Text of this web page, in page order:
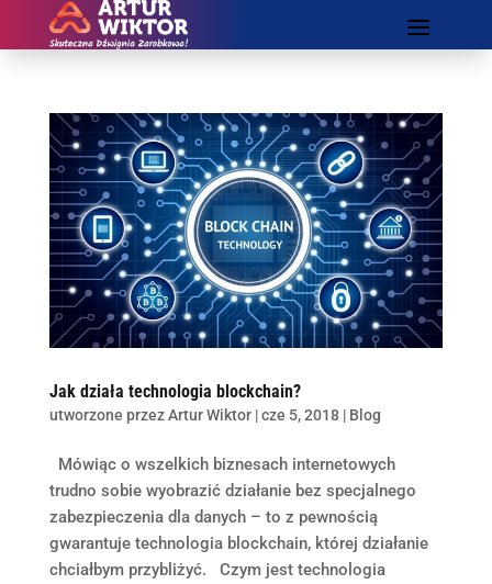
Jak działa technologia blockchain?
utworzone przezArtur Wiktor|cze 5, 2018| Blog
Mówiąc o wszelkich biznesach internetowych
trudno sobie wyobrazić działanie bez specjalnego
zabezpieczenia dla danych – to z pewnością
gwarantuje technologia blockchain, której działanie
chciałbym przybliżyć. Czym jest technologia